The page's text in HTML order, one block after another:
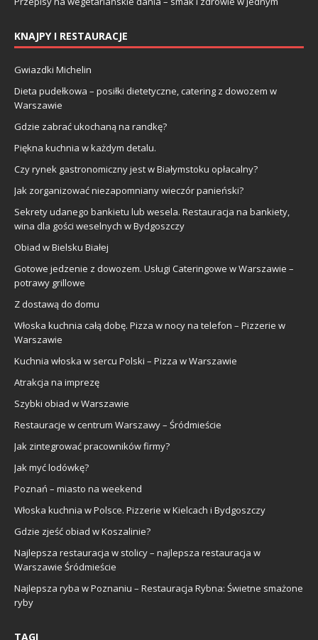
KNAJPY I RESTAURACJE
Gwiazdki Michelin
Dieta pudełkowa – posiłki dietetyczne, catering z dowozem w
Warszawie
Gdzie zabrać ukochaną na randkę?
Piękna kuchnia w każdym detalu.
Czy rynek gastronomiczny jest w Białymstoku opłacalny?
Jak zorganizować niezapomniany wieczór panieński?
Sekrety udanego bankietu lub wesela. Restauracja na bankiety,
wina dla gości weselnych w Bydgoszczy
Obiad w Bielsku Białej
Gotowe jedzenie z dowozem. Usługi Cateringowe w Warszawie –
potrawy grillowe
Z dostawą do domu
Włoska kuchnia całą dobę. Pizza w nocy na telefon – Pizzerie w
Warszawie
Kuchnia włoska w sercu Polski – Pizza w Warszawie
Atrakcja na imprezę
Szybki obiad w Warszawie
Restauracje w centrum Warszawy – Śródmieście
Jak zintegrować pracowników firmy?
Jak myć lodówkę?
Poznań – miasto na weekend
Włoska kuchnia w Polsce. Pizzerie w Kielcach i Bydgoszczy
Gdzie zjeść obiad w Koszalinie?
Najlepsza restauracja w stolicy – najlepsza restauracja w
Warszawie Śródmieście
Najlepsza ryba w Poznaniu – Restauracja Rybna: Świetne smażone
ryby
TAGI